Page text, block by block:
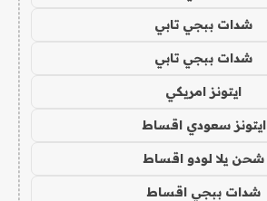
شدات ببجي تابي
شدات ببجي تابي
ايتونز امريكي
ايتونز سعودي اقساط
شحن يلا لودو اقساط
شدات ببجي اقساط